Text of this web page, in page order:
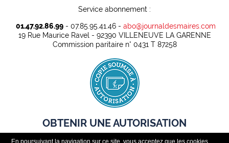
En poursuivant la navigation sur ce site, vous acceptez que les cookies
Service abonnement :
01.47.92.86.99- 07.85.95.41.46 - abo@journaldesmaires.com
19 Rue Maurice Ravel - 92390 VILLENEUVE LA GARENNE
Commission paritaire n° 0431 T 87258
OBTENIR UNE AUTORISATION